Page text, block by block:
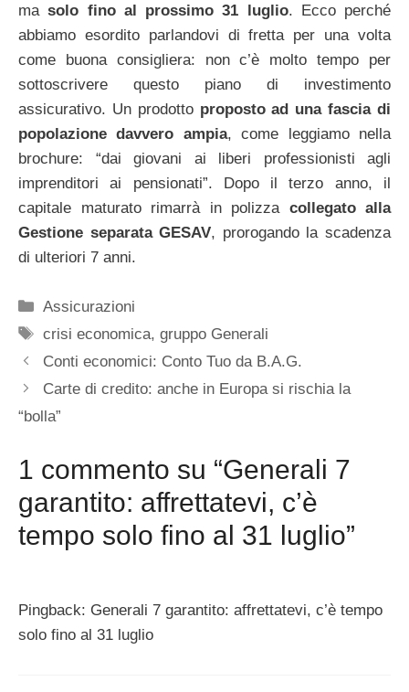
masolo fino al prossimo 31 luglio. Ecco perché
abbiamo esordito parlandovi di fretta per una volta
come buona consigliera: non c’è molto tempo per
sottoscrivere questo piano di investimento
assicurativo. Un prodottoproposto ad una fascia di
popolazione davvero ampia, come leggiamo nella
brochure: “dai giovani ai liberi professionisti agli
imprenditori ai pensionati”. Dopo il terzo anno, il
capitale maturato rimarrà in polizza collegato alla
Gestione separata GESAV, prorogando la scadenza
di ulteriori 7 anni.
Categorie
Assicurazioni
Tag
crisi economica,gruppo Generali
Conti economici: Conto Tuo da B.A.G.
Carte di credito: anche in Europa si rischia la
“bolla”
1 commento su “Generali 7
garantito: affrettatevi, c’è
tempo solo fino al 31 luglio”
Pingback: Generali 7 garantito: affrettatevi, c’è tempo
solo fino al 31 luglio